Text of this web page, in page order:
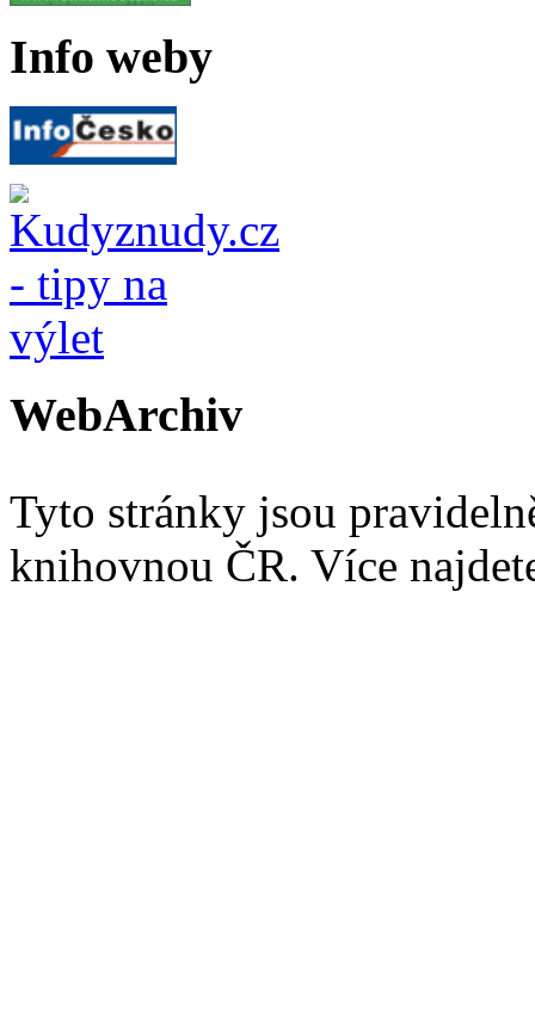
Info weby
WebArchiv
Tyto stránky jsou
knihovnou ČR. Více